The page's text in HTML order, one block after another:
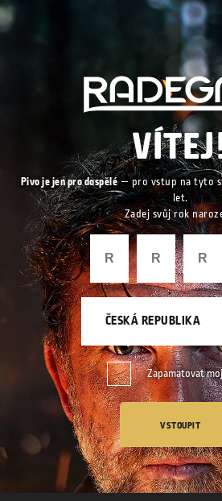
Pivo je jen pro dospělé— pro vstup na tyto
let.
Zadej svůj rok
ČESKÁ REPUBLIKA
Zapamatovat
VSTOUPIT